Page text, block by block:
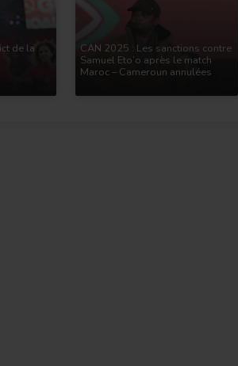
de la
CAN 2025 : Les sanctions contre
Samuel Eto’o après le match
Maroc – Cameroun annulées